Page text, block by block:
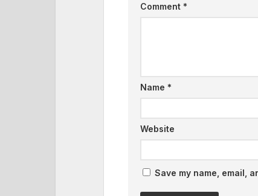
Comment *
Name *
Website
Save my name, email,